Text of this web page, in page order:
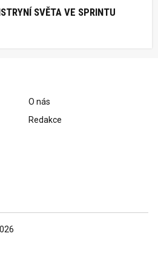
SVĚTA VE SPRINTU
O nás
Redakce